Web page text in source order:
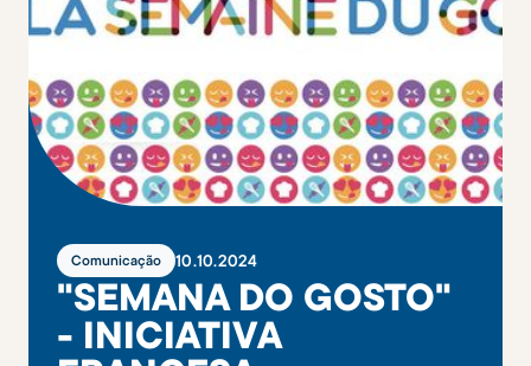
Comunicação 10.10.2024
"SEMANA DO GOSTO"
- INICIATIVA